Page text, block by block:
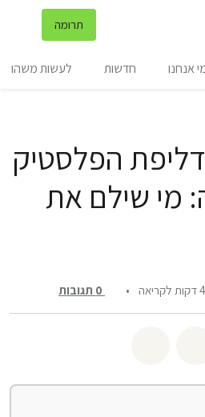
תרומה
אנחנו חדשות לעשות משהו
הפלסטיק
מי שילם את
4 דקות לקריאה •
0 תגובות